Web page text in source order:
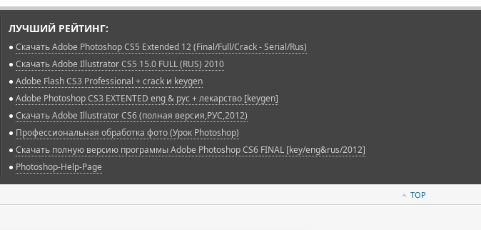
ЛУЧШИЙ РЕЙТИНГ:
Скачать Adobe Photoshop CS5 Extended 12 (Final/Full/Crack - Serial/Rus)
Скачать Adobe Illustrator CS5 15.0 FULL (RUS) 2010
Adobe Flash CS3 Professional + crack и keygen
Adobe Photoshop CS3 EXTENTED eng & рус + лекарство [keygen]
Скачать Adobe Illustrator CS6 (полная версия,РУС,2012)
Профессиональная обработка фото (Урок Photoshop)
Скачать полную версию программы Adobe Photoshop CS6 FINAL [key/eng&rus/2012]
Photoshop-Help-Page
TOP